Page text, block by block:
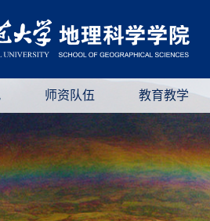
师资队伍 教育教学